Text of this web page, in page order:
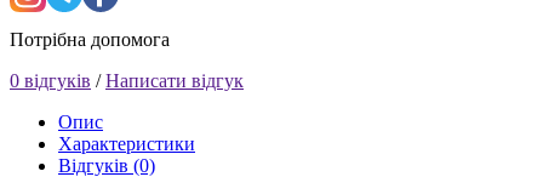
Потрібна допомога
0 відгуків /Написати відгук
Опис
Характеристики
Відгуків (0)